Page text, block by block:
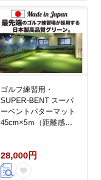
ゴルフ練習用・
SUPER-BENT スーパ
ーベントパターマット
45cm×5ｍ（距離感マ
28,000円